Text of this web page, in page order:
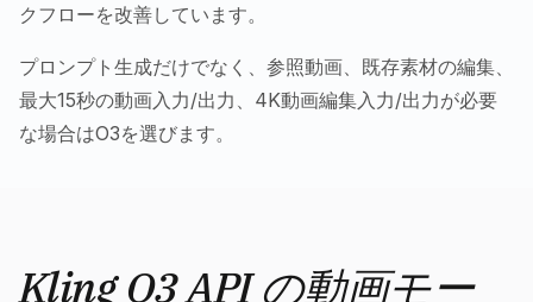
クフローを改善しています。
プロンプト生成だけでなく、参照動画、既存素材の編集、
最大15秒の動画入力/出力、4K動画編集入力/出力が必要
な場合はO3を選びます。
Kling O3 API の動画モー